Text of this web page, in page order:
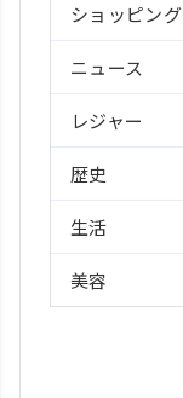
ショッピング
ニュース
レジャー
歴史
生活
美容